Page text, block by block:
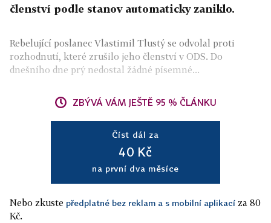
členství podle stanov automaticky zaniklo.
Rebelující poslanec Vlastimil Tlustý se odvolal proti
rozhodnutí, které zrušilo jeho členství v ODS. Do
dnešního dne prý nedostal žádné písemné...
ZBÝVÁ VÁM JEŠTĚ 95 % ČLÁNKU
Číst dál za
40 Kč
na první dva měsíce
Nebo zkuste předplatné bez reklam a s mobilní aplikací za 80
Kč.